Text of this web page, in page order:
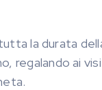
la durata
regalando ai